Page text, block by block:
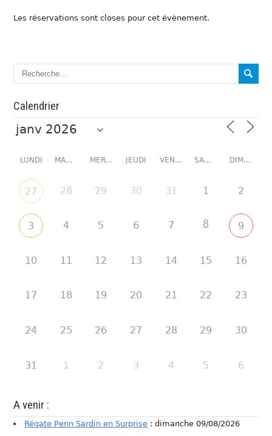
Les réservations sont closes pour cet évènement.
Calendrier
LUNDI MARDI MERCREDI JEUDI VENDREDI SAMEDI DIMANCHE
27 28 29 30 31 1 2
3 4 5 6 7 8 9
10 11 12 13 14 15 16
17 18 19 20 21 22 23
24 25 26 27 28 29 30
31 1 2 3 4 5 6
A venir :
Régate Penn Sardin en Surprise : dimanche 09/08/2026